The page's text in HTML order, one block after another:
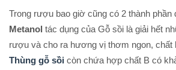
Trong rượu bao giờ cũng có 2 thành phần
Metanol tác dụng của Gỗ sồi là giải hết
rượu và cho ra hương vị thơm ngon, chất
Thùng gỗ sồi còn chứa hợp chất B có